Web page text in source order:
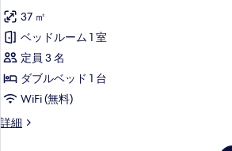
べ
て
の
写
真
を
詳
細
イ
ド
(Premier
Pool
Side
Double
プ
ー
ル
サ
イ
ド
(Premier
Pool
Pool
Access
Room
Double
Bed
の
す
37 ㎡
ベッドルーム 1 室
定員 3 名
ダブルベッド 1 台
WiFi (無料)
詳細
Premier